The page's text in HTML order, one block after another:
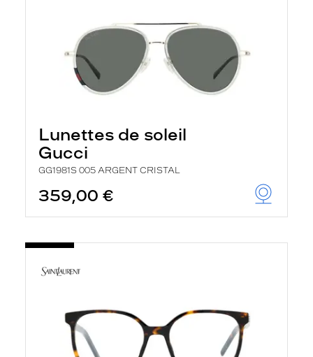
Lunettes de soleil
Gucci
GG1981S 005 ARGENT CRISTAL
359,00 €